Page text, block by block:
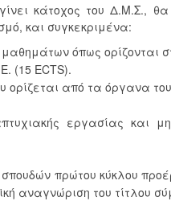
κάτοχος του Δ.Μ.Σ.,
και συγκεκριμένα:
όπως ορίζονται
(15 ECTS).
ορίζεται από τα όργανα
εργασίας και
σπουδών πρώτου κύκλου
αναγνώριση του τίτλου